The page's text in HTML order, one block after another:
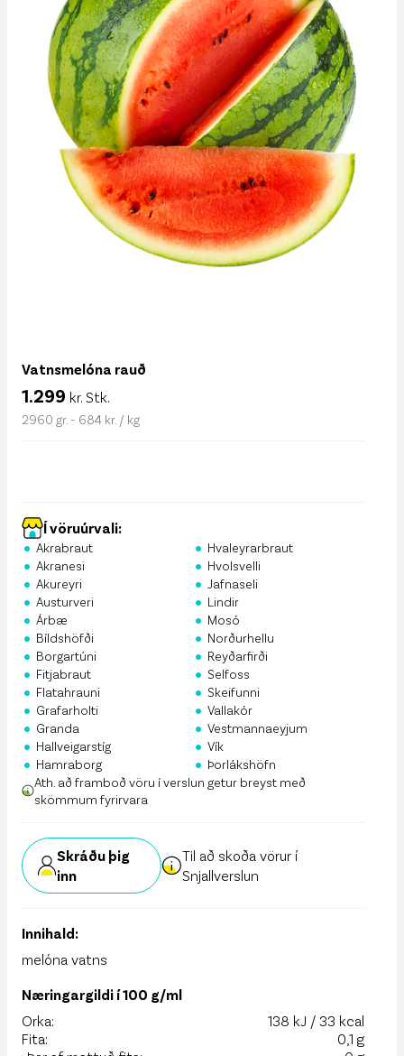
Vatnsmelóna rauð
1.299 kr. Stk.
2960 gr. - 684 kr. / kg
Í vöruúrvali:
• Akrabraut
• Akranesi
• Akureyri
• Austurveri
• Árbæ
• Bíldshöfði
• Borgartúni
• Fitjabraut
• Flatahrauni
• Grafarholti
• Granda
• Hallveigarstíg
• Hamraborg
• Hvaleyrarbraut
• Hvolsvelli
• Jafnaseli
• Lindir
• Mosó
• Norðurhellu
• Reyðarfirði
• Selfoss
• Skeifunni
• Vallakór
• Vestmannaeyjum
• Vík
• Þorlákshöfn
Ath. að framboð vöru í verslun getur breyst með
skömmum fyrirvara
Skráðu þig
inn
Til að skoða vörur í
Snjallverslun
Innihald:
melóna vatns
Næringargildi í 100 g/ml
Orka:
138 kJ / 33 kcal
Fita:
0,1 g